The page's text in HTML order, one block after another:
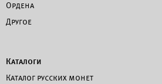
Ордена
Другое
Каталоги
Каталог русских монет